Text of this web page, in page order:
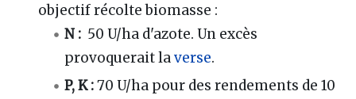
objectif récolte biomasse :
N : 50 U/ha d'azote. Un excès
provoquerait laverse.
P, K :70 U/ha pour des rendements de 10